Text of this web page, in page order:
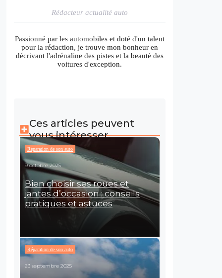
Rédacteur actualité auto
Passionné par les automobiles et doté d'un talent
pour la rédaction, je trouve mon bonheur en
décrivant l'adrénaline des pistes et la beauté des
voitures d'exception.
Ces articles peuvent
vous intéresser
Réparation de son auto
9 octobre 2025
Bien choisir ses roues et
jantes d’occasion : conseils
pratiques et astuces
Réparation de son auto
23 septembre 2025